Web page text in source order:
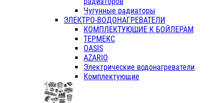
Чугунные радиаторы
ЭЛЕКТРО-ВОДОНАГРЕВАТЕЛИ
КОМПЛЕКТУЮЩИЕ К БОЙЛЕРАМ
ТЕРМЕКС
OASIS
AZARIO
Электрические водонагреватели
Комплектующие